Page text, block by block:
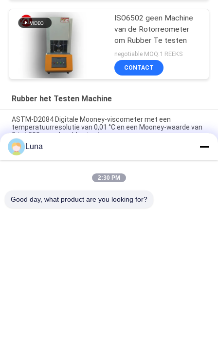
ISO6502 geen Machine
van de Rotorreometer
om Rubber Te testen
negotiable MOQ:1 REEKS
CONTACT
Rubber het Testen Machine
ASTM-D2084 Digitale Mooney-viscometer met een
temperatuurresolutie van 0,01 °C en een Mooney-waarde van
0 tot 200 voor de rubbertest
Het laboratorium gebruikte Enige de Reometer van de
Spaandercontrole Rubber het Testen Machine zonder Rotor
ISO 180 digitale Charpy-impacttester met een botssnelheid
Luna
2:30 PM
Good day, what product are you looking for?